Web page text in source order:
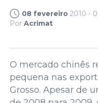
08 fevereiro 2010 -
Por Acrimat
O mercado chinês
pequena nas
Grosso. Apesar de